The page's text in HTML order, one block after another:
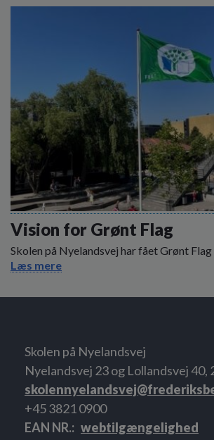
Vision for Grønt Flag
Skolen på Nyelandsvej har fået Grønt Flag
Læs mere
Skolen på Nyelandsvej
Nyelandsvej 23 og Lollandsvej 40,
+45 3821 0900
EAN NR. webtilgængelighed